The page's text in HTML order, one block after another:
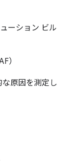
ーション ビル
）
原因を測定し